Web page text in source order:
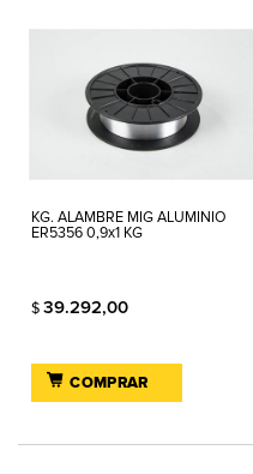
KG. ALAMBRE MIG ALUMINIO
ER5356 0,9x1 KG
$ 39.292,00
COMPRAR